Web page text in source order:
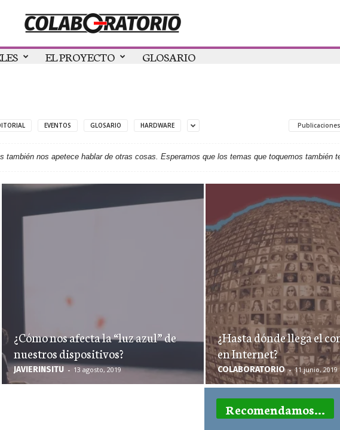
EL PROYECTO GLOSARIO
EVENTOS GLOSARIO HARDWARE
nos apetece hablar de otras cosas. Esperamos que los temas que toquemos también
¿Cómo nos afecta la “luz azul” de
nuestros dispositivos?
JAVIERINSITU - 13 agosto, 2019
¿Hasta dónde llega el
en Internet?
COLABORATORIO - 11 junio, 2019
Recomendamos...